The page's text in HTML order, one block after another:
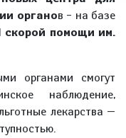
органов – на базе
помощи им.
органами смогут
наблюдение,
лекарства —